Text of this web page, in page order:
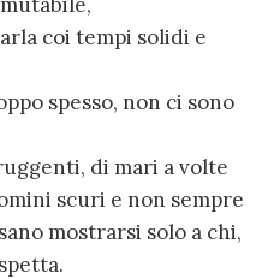
coi tempi solidi e
spesso, non ci sono
di mari a volte
scuri e non sempre
mostrarsi solo a chi,